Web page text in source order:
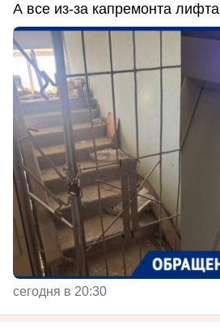
А все из-за капремонта лифта
сегодня в 20:30